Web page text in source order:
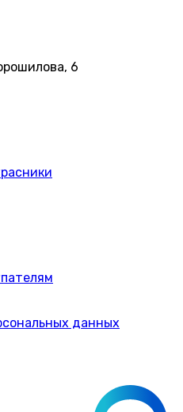
6
данных